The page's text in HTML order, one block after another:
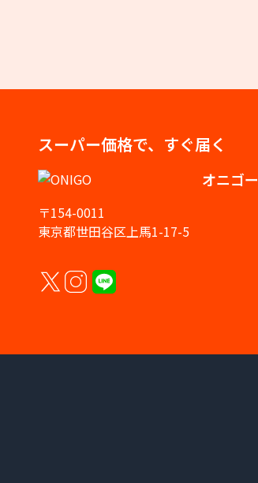
スーパー価格で、すぐ届く
オニゴー
〒154-0011
東京都世田谷区上馬1-17-5